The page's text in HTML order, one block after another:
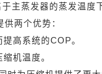
蒸发器的蒸发温度
两个优势：
高系统的COP。
机温度。